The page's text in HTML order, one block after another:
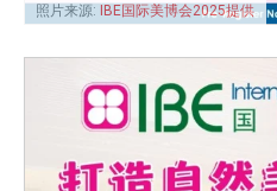
照片来源: IBE国际美博会2025提供